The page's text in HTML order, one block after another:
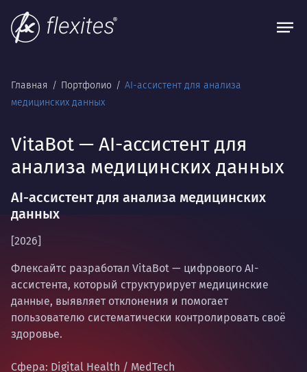
Главная Портфолио
AI-ассистент для анализа
медицинских данных
VitaBot — AI-ассистент для
анализа медицинских данных
AI-ассистент для анализа медицинских
данных
[2026]
Флексайтс разработал VitaBot — цифрового AI-
ассистента, который структурирует медицинские
данные, выявляет отклонения и помогает
пользователю систематически контролировать своё
здоровье.
Сфера: Digital Health / MedTech